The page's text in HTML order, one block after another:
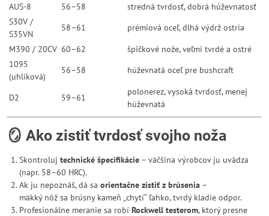
AUS-8
56–58
stredná tvrdosť, dobrá húževnatosť
S30V /
S35VN
58–61
prémiová oceľ, dlhá výdrž ostria
M390 / 20CV 60–62
špičkové nože, veľmi tvrdé a ostré
1095
(uhlíková)
56–58 húževnatá oceľ pre bushcraft
D2 59–61
polonerez, vysoká tvrdosť, menej
húževnatá
🪞 Ako zistiť tvrdosť svojho noža
Skontroluj technické špecifikácie – väčšina výrobcov ju uvádza
(napr. 58–60 HRC).
Ak ju nepoznáš, dá sa orientačne zistiť z brúsenia –
mäkký nôž sa brúsny kameň „chytí“ ľahko, tvrdý kladie odpor.
Profesionálne meranie sa robí Rockwell testerom, ktorý presne